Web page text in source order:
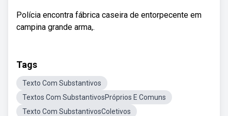
Polícia encontra fábrica caseira de entorpecente em
campina grande arma,.
Tags
Texto Com Substantivos
Textos Com SubstantivosPróprios E Comuns
Texto Com SubstantivosColetivos